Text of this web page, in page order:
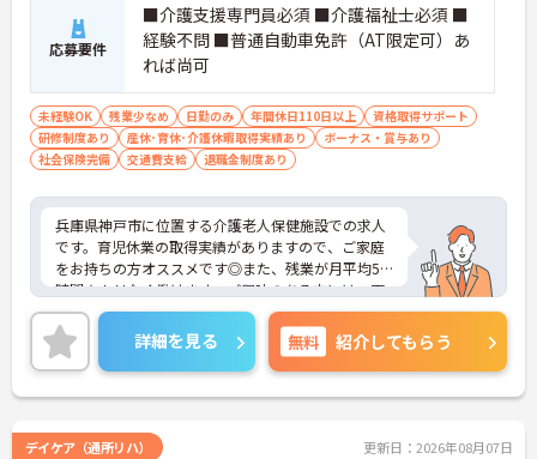
応募要件
■介護支援専門員必須 ■介護福祉士必須 ■
経験不問 ■普通自動車免許（AT限定可）あ
れば尚可
未経験OK 残業少なめ 日勤のみ 年間休日110日以上
資格取得サポート
研修制度あり
産休･育休･介護休暇取得実績あり
ボーナス・賞与あり
社会保険完備
交通費支給 退職金制度あり
兵庫県神戸市に位置する介護老人保健施設での求人
です。育児休業の取得実績がありますので、ご家庭
をお持ちの方オススメです◎また、残業が月平均5
時間★ムリなく働けます。ご興味のある方には、面
接対策ポイントなど、さらに詳細をご案内しますの
でお気軽にご相談ください！
詳細を見る 無料 紹介してもらう
デイケア（通所リハ） 更新日：2026年08月07日